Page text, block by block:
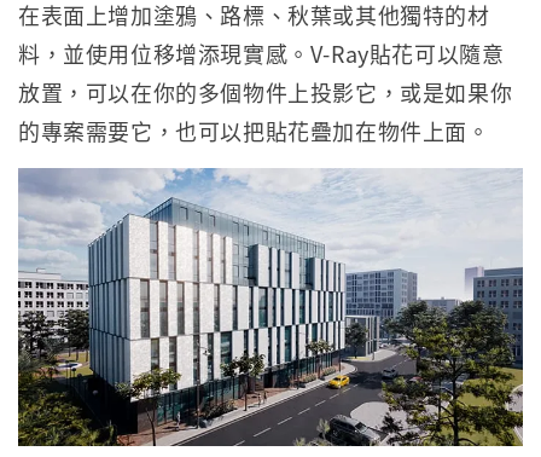
在表面上增加塗鴉、路標、秋葉或其他獨特的材
料，並使用位移增添現實感。V-Ray貼花可以隨意
放置，可以在你的多個物件上投影它，或是如果你
的專案需要它，也可以把貼花疊加在物件上面。